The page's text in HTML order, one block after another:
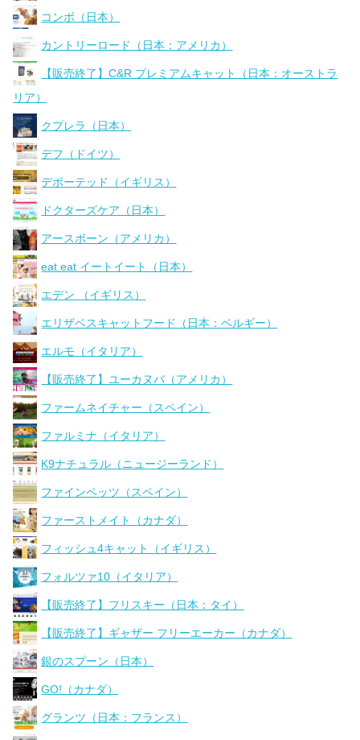
コンボ（日本）
カントリーロード（日本：アメリカ）
【販売終了】C&R プレミアムキャット（日本：オーストラ
リア）
クプレラ（日本）
デフ（ドイツ）
デボーテッド（イギリス）
ドクターズケア（日本）
アースボーン（アメリカ）
eat eat イートイート（日本）
エデン （イギリス）
エリザベスキャットフード（日本：ベルギー）
エルモ（イタリア）
【販売終了】ユーカヌバ（アメリカ）
ファームネイチャー（スペイン）
ファルミナ（イタリア）
K9ナチュラル（ニュージーランド）
ファインペッツ（スペイン）
ファーストメイト（カナダ）
フィッシュ4キャット（イギリス）
フォルツァ10（イタリア）
【販売終了】フリスキー（日本：タイ）
【販売終了】ギャザー フリーエーカー（カナダ）
銀のスプーン（日本）
GO!（カナダ）
グランツ（日本：フランス）